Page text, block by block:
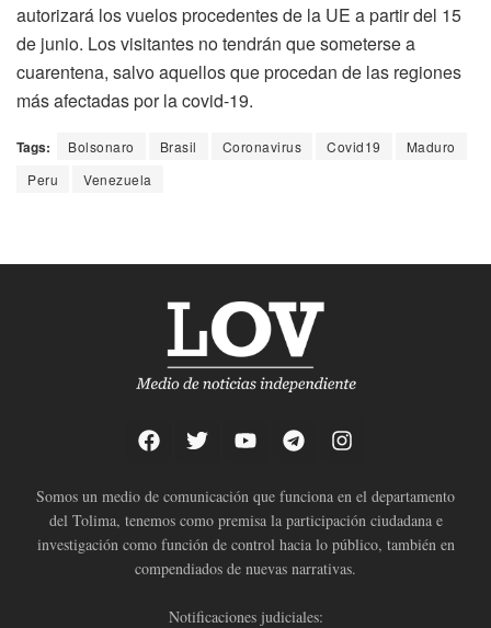
autorizará los vuelos procedentes de la UE a partir del 15
de junio. Los visitantes no tendrán que someterse a
cuarentena, salvo aquellos que procedan de las regiones
más afectadas por la covid-19.
Tags: Bolsonaro Brasil Coronavirus Covid19
Maduro
Peru
Venezuela
Somos un medio de comunicación que funciona en el departamento
del Tolima, tenemos como premisa la participación ciudadana e
investigación como función de control hacia lo público, también en
compendiados de nuevas narrativas.
Notificaciones judiciales: